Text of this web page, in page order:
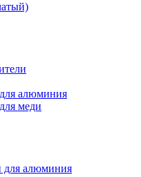
алюминия
меди
для алюминия